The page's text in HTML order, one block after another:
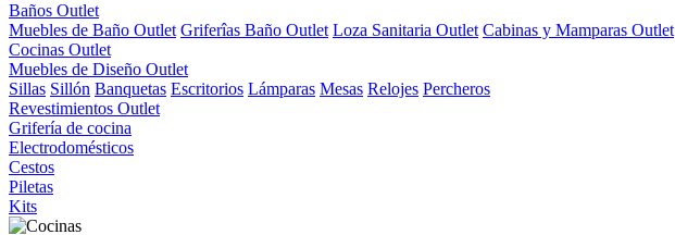
Baños Outlet
Muebles de Baño Outlet Griferîas Baño Outlet Loza Sanitaria Outlet Cabinas y Mamparas Outlet
Cocinas Outlet
Muebles de Diseño Outlet
Sillas Sillón Banquetas Escritorios Lámparas Mesas Relojes Percheros
Revestimientos Outlet
Grifería de cocina
Electrodomésticos
Cestos
Piletas
Kits